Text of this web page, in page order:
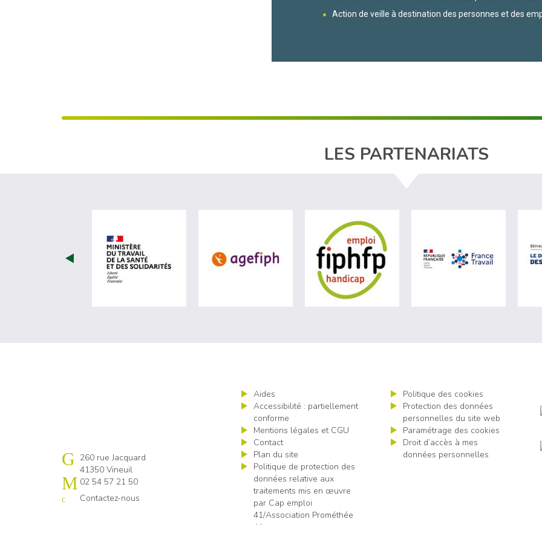
Action de veille à destination des personnes et des
LES PARTENARIATS
visiter les site de Ministère du travail (nouvelle fenêtre)
visiter les site de Agefiph (nouvelle fenêtre)visiter les site de Fiphfp (nouvellevisiter les
Cap emploi 41
260 rue Jacquard
41350 Vineuil
02 54 57 21 50
Contactez-nous
Aides
Accessibilité : partiellement
conforme
Mentions légales et CGU
Contact
Plan du site
Politique de protection des
données relative aux
traitements mis en œuvre
par Cap emploi
41/Association Prométhée
41
Politique des cookies
Protection des données
personnelles du site web
Paramétrage des cookies
Droit d’accès à mes
données personnelles